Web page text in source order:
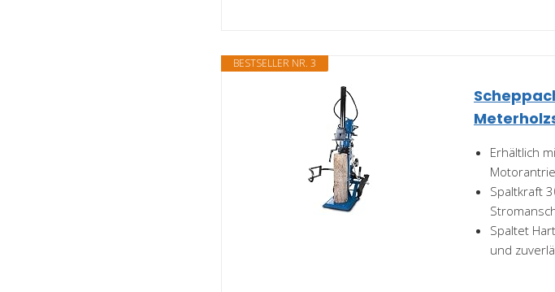
BESTSELLER NR. 3
Erhältlich
Spaltkraft
Spaltet
und